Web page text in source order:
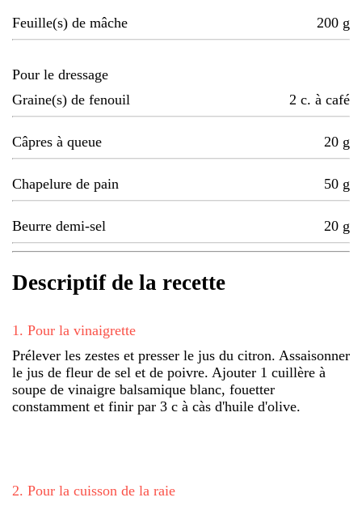
Feuille(s) de mâche 200 g
Pour le dressage
Graine(s) de fenouil
2 c. à café
Câpres à queue 20 g
Chapelure de pain 50 g
Beurre demi-sel 20 g
Descriptif de la recette
1 . Pour la vinaigrette
Prélever les zestes et presser le jus du citron. Assaisonner
le jus de fleur de sel et de poivre. Ajouter 1 cuillère à
soupe de vinaigre balsamique blanc, fouetter
constamment et finir par 3 c à càs d'huile d'olive.
2. Pour la cuisson de la raie